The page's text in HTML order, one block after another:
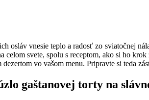
osláv vnesie teplo a radosť zo sviatočnej
svete, spolu s receptom, ako si ho
vo vašom menu. Pripravte si teda
gaštanovej torty na